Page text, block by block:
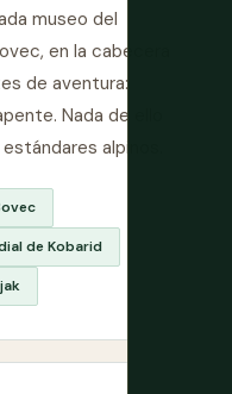
museo del
en la cabecera
de aventura:
Nada de ello
alpinos.
de Kobarid